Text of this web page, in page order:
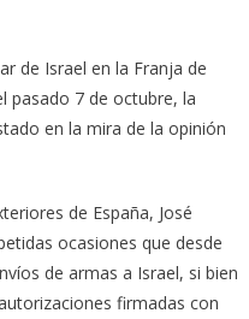
de Israel en la Franja de
pasado 7 de octubre, la
en la mira de la opinión
de España, José
ocasiones que desde
de armas a Israel, si bien
firmadas con